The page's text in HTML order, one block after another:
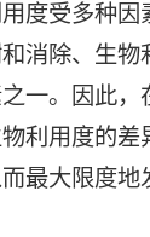
度受多种因
消除、生物
一。因此，
利用度的差
最大限度地